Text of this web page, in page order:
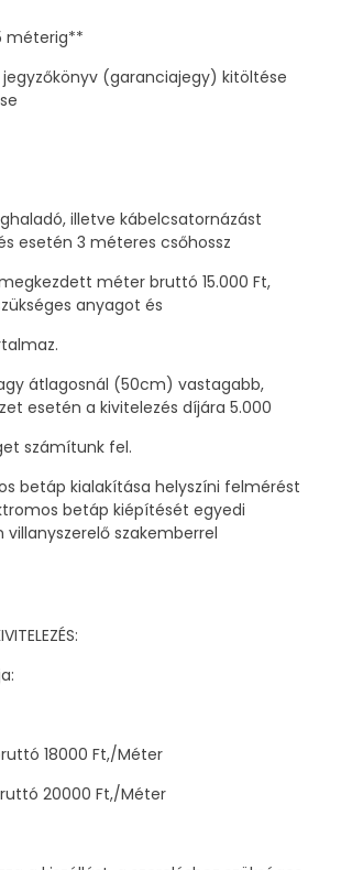
méterig**
(garanciajegy) kitöltése
illetve kábelcsatornázást
esetén 3 méteres csőhossz
méter bruttó 15.000 Ft,
anyagot és
átlagosnál (50cm) vastagabb,
esetén a kivitelezés díjára 5.000
számítunk fel.
betáp kialakítása helyszíni felmérést
betáp kiépítését egyedi
villanyszerelő szakemberrel
18000 Ft,/Méter
20000 Ft,/Méter